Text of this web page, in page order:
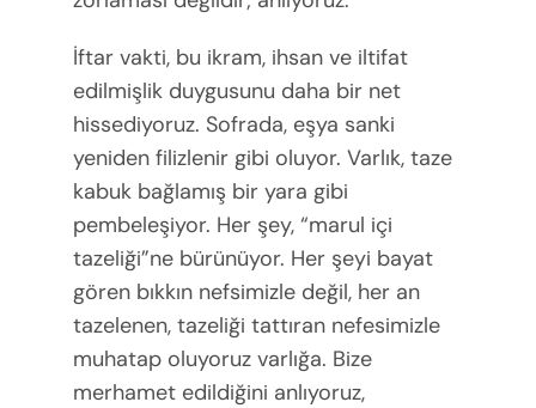
İftar vakti, bu ikram, ihsan ve iltifat
edilmişlik duygusunu daha bir net
hissediyoruz. Sofrada, eşya sanki
yeniden filizlenir gibi oluyor. Varlık, taze
kabuk bağlamış bir yara gibi
pembeleşiyor. Her şey, “marul içi
tazeliği”ne bürünüyor. Her şeyi bayat
gören bıkkın nefsimizle değil, her an
tazelenen, tazeliği tattıran nefesimizle
muhatap oluyoruz varlığa. Bize
merhamet edildiğini anlıyoruz,